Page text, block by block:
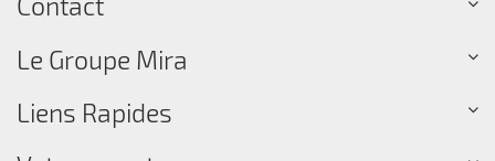
Le Groupe Mira
Liens Rapides